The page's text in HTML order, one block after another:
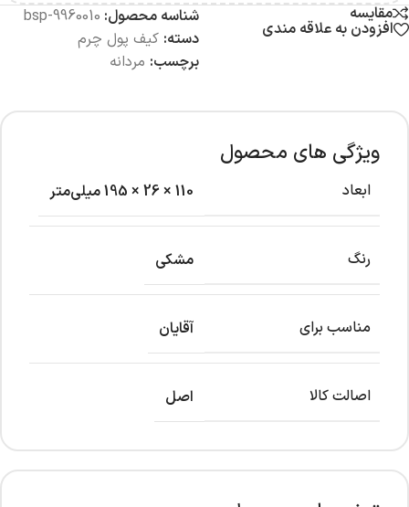
مقایسه
افزودن به علاقه مندی
شناسه محصول: bsp-9960010
دسته: کیف پول چرم
برچسب: مردانه
ویژگی های محصول
ابعاد 110 × 26 × 195 میلی‌متر
رنگ مشکی
مناسب برای آقایان
اصالت کالا اصل